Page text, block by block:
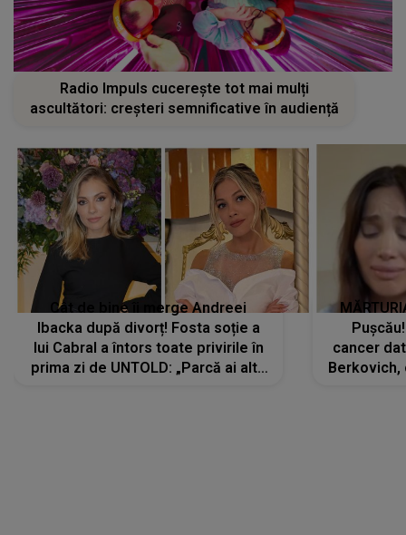
Radio Impuls cucerește tot mai mulți
ascultători: creșteri semnificative în audiență
Cât de bine îi merge Andreei
Ibacka după divorț! Fosta soție a
lui Cabral a întors toate privirile în
prima zi de UNTOLD: „Parcă ai altă
cancer
Berkovich,